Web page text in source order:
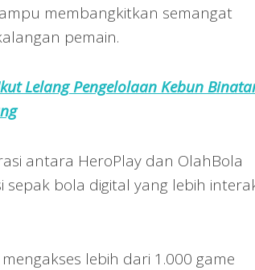
membangkitkan semangat
pemain.
Lelang Pengelolaan Kebun
antara HeroPlay dan OlahBola
bola digital yang lebih
lebih dari 1.000 game